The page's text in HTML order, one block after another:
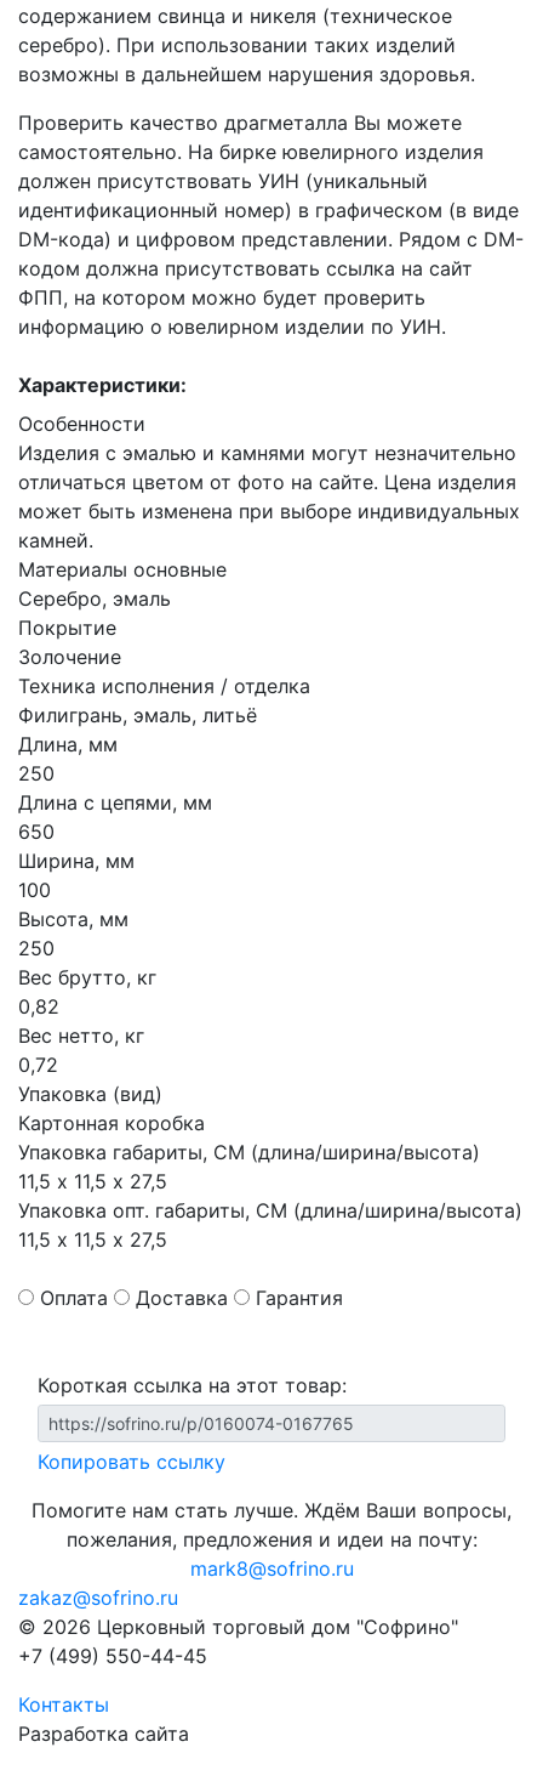
содержанием свинца и никеля (техническое
серебро). При использовании таких изделий
возможны в дальнейшем нарушения здоровья.
Проверить качество драгметалла Вы можете
самостоятельно. На бирке ювелирного изделия
должен присутствовать УИН (уникальный
идентификационный номер) в графическом (в виде
DM-кода) и цифровом представлении. Рядом с DM-
кодом должна присутствовать ссылка на сайт
ФПП, на котором можно будет проверить
информацию о ювелирном изделии по УИН.
Характеристики:
Особенности
Изделия с эмалью и камнями могут незначительно
отличаться цветом от фото на сайте. Цена изделия
может быть изменена при выборе индивидуальных
камней.
Материалы основные
Серебро, эмаль
Покрытие
Золочение
Техника исполнения / отделка
Филигрань, эмаль, литьё
Длина, мм
250
Длина с цепями, мм
650
Ширина, мм
100
Высота, мм
250
Вес брутто, кг
0,82
Вес нетто, кг
0,72
Упаковка (вид)
Картонная коробка
Упаковка габариты, СМ (длина/ширина/высота)
11,5 х 11,5 х 27,5
Упаковка опт. габариты, СМ (длина/ширина/высота)
11,5 х 11,5 х 27,5
Оплата Доставка Гарантия
Короткая ссылка на этот товар:
Копировать ссылку
Помогите нам стать лучше. Ждём Ваши вопросы,
пожелания, предложения и идеи на почту:
mark8@sofrino.ru
zakaz@sofrino.ru
© 2026 Церковный торговый дом "Софрино"
+7 (499) 550-44-45
Контакты
Разработка сайта